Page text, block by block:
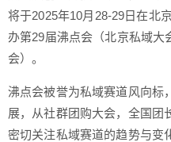
将于2025年10月28-29日在北
办第29届沸点会（北京私域大
会）。
沸点会被誉为私域赛道风向标
展，从社群团购大会，全国团
密切关注私域赛道的趋势与变